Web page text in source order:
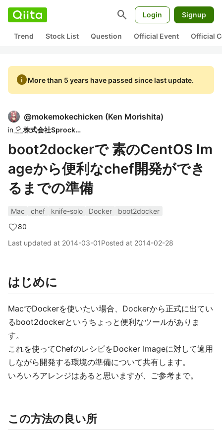
search Login Signup
Trend Stock List Question Official Event Official
infoMore than 5 years have passed since last update.
@mokemokechicken (Ken Morishita)
in 株式会社Sprocket
boot2dockerで 素のCentOS Im
ageから便利なchef開発ができ
るまでの準備
Mac chef knife-solo Docker
boot2docker
80
Last updated at 2014-03-01Posted at 2014-02-28
はじめに
MacでDockerを使いたい場合、Dockerから正式に出てい
るboot2dockerというちょっと便利なツールがありま
す。
これを使ってChefのレシピをDocker Imageに対して適用
しながら開発する環境の準備について共有します。
いろいろアレンジはあると思いますが、ご参考まで。
この方法の良い所